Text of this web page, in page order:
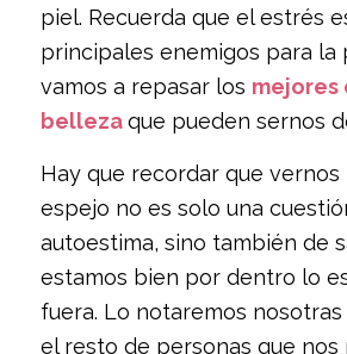
piel. Recuerda que el estrés
principales enemigos para la
vamos a repasar los mejores
bellezaque pueden sernos
Hay que recordar que
espejo no es solo una
autoestima, sino también de
estamos bien por dentro lo
fuera. Lo notaremos
el resto de personas que nos